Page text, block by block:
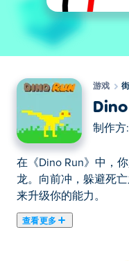
游戏
制作方:
在《Dino Run》中，
龙。向前冲，躲避死
来升级你的能力。
查看更多